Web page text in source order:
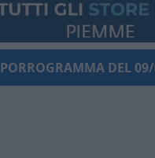
PORROGRAMMA DEL